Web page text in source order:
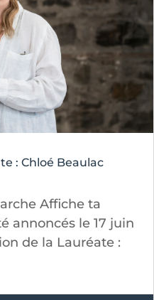
: Chloé Beaulac
Affiche ta
annoncés le 17 juin
de la Lauréate :